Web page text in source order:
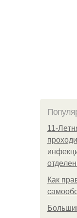
11-
Как